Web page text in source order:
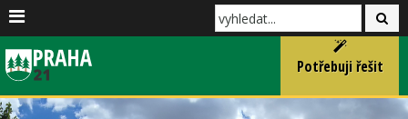
Potřebuji řešit